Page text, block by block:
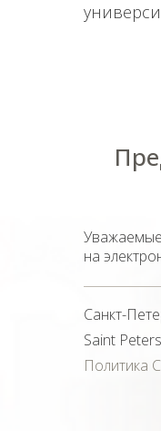
Политика
Saint
Уважаемые
на
Санкт-